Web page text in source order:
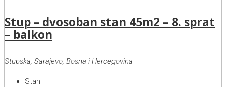
Stup – dvosoban stan 45m2 – 8. sprat
– balkon
Stupska, Sarajevo, Bosna i Hercegovina
Stan